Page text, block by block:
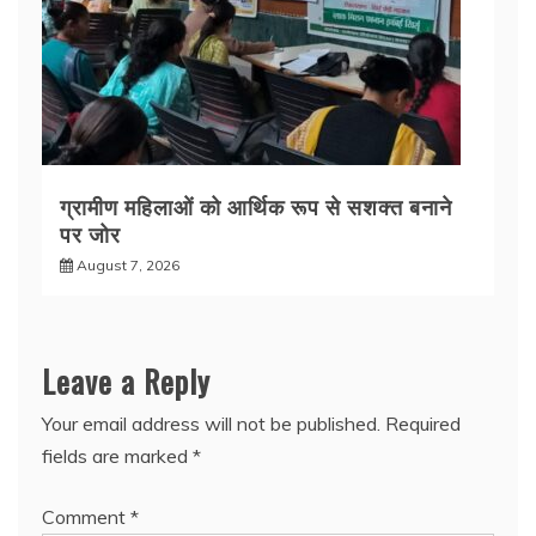
ग्रामीण महिलाओं को आर्थिक रूप से सशक्त बनाने
पर जोर
August 7, 2026
Leave a Reply
Your email address will not be published. Required
fields are marked *
Comment *